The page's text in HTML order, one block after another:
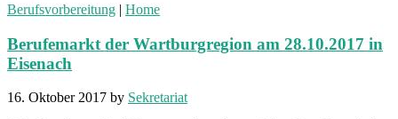
Berufsvorbereitung | Home
Berufemarkt der Wartburgregion am 28.10.2017 in
Eisenach
16. Oktober 2017 by Sekretariat